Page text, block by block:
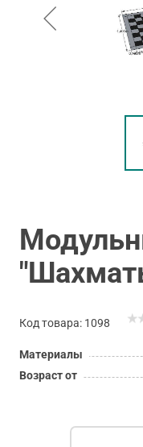
Код товара: 1098
Материалы
Возраст от